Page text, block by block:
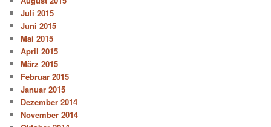
Juli 2015
Juni 2015
Mai 2015
April 2015
März 2015
Februar 2015
Januar 2015
Dezember 2014
November 2014